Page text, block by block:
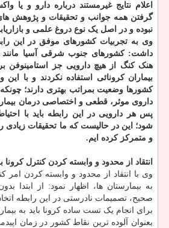
اعلام نتایج غیرمستند درباره دارو و یا
گرفتن همه جوانب و تحقیقات و پژوهش
نبوده و در اصل یک نوع دروغ علمی و
وی به تجربیات کشورهای موفق در این
داشت: کشورهای جنوب شرقی آسیا مانند
هنک کنگ از هیچ دارویی جز استامینوفن
بیماران کرونائی استفاده نکردند و با
کشورها وضعیت بمراتب بهتری دارند؛ چونکه
پس هر دارویی در این رابطه باید با
شود؛ این در حالیست که ما تحقیقات زیادی را
و متمرکز کرده ایم.
انتقاد از محدود و وابسته کردن کنترل کرونا
وی با انتقاد از محدود و وابسته کردن امر
به بیمارستان ها، اظهار نمود: از ابتدا
صحیح، تصمیمات نادرستی در این رابطه
برای انجام یک تست ساده کرونا باید به
بعنوان آلوده ترین نقاط کشور در زمان